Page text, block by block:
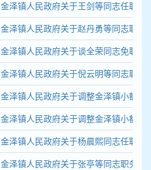
金泽镇人民政府关于王剑等同志任职的
金泽镇人民政府关于赵丹勇等同志职务
金泽镇人民政府关于谈全荣同志免职的
金泽镇人民政府关于倪云明等同志职务
金泽镇人民政府关于调整金泽镇小额建
金泽镇人民政府关于调整金泽镇小额建
金泽镇人民政府关于杨晨熙同志任职的
金泽镇人民政府关于张亭等同志职务任